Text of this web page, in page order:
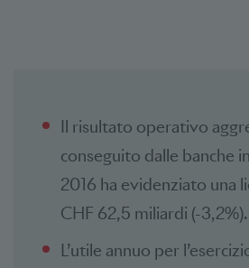
Il risultato operativo
conseguito dalle banche
2016 ha evidenziato una
CHF 62,5 miliardi (-3,2%).
L’utile annuo per